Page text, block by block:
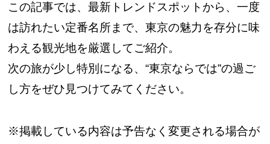
この記事では、最新トレンドスポットから、一度
は訪れたい定番名所まで、東京の魅力を存分に味
わえる観光地を厳選してご紹介。
次の旅が少し特別になる、“東京ならでは”の過ご
し方をぜひ見つけてみてください。
※掲載している内容は予告なく変更される場合が